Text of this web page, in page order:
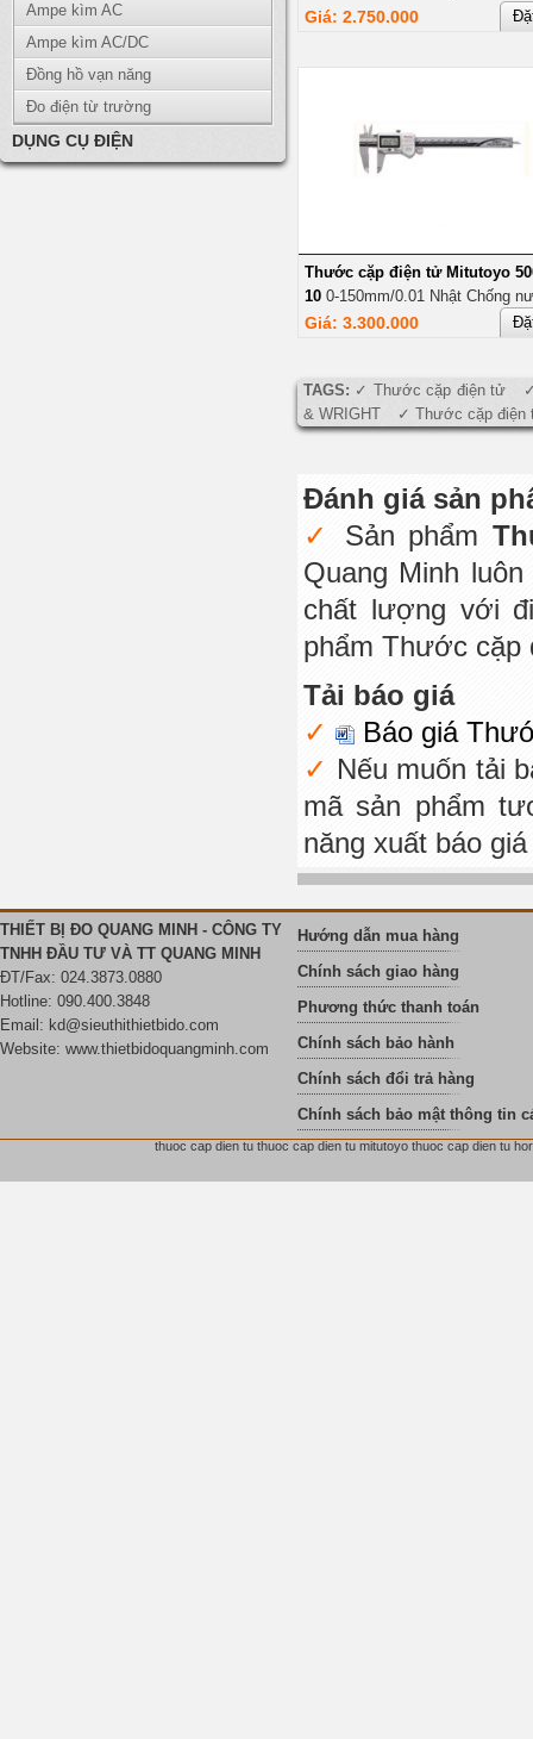
Ampe kìm AC
Ampe kìm AC/DC
Đồng hồ vạn năng
Đo điện từ trường
DỤNG CỤ ĐIỆN
Giá: 2.750.000
Thước cặp điện tử Mitutoyo
10 0-150mm/0.01 Nhật Chống
Giá: 3.300.000
TAGS:
Thước cặp điện tử
& WRIGHT
Thước cặp điện
Đánh giá sản
Sản phẩm
Quang Minh
chất lượng với
phẩm Thước cặp
Tải báo giá
Báo giá
Nếu muốn tải
mã sản phẩm
năng xuất báo
THIẾT BỊ ĐO QUANG MINH - CÔNG TY
TNHH ĐẦU TƯ VÀ TT QUANG MINH
ĐT/Fax: 024.3873.0880
Hotline: 090.400.3848
Email: kd@sieuthithietbido.com
Website: www.thietbidoquangminh.com
Hướng dẫn mua hàng
Chính sách giao hàng
Phương thức thanh toán
Chính sách bảo hành
Chính sách đổi trả hàng
Chính sách bảo mật thông tin
thuoc cap dien tu thuoc cap dien tu mitutoyo thuoc cap dien tu